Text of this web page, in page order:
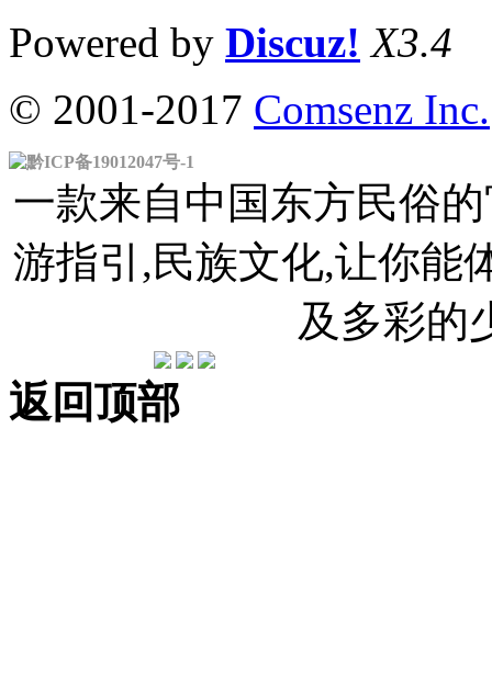
Powered by Discuz! X3.4
© 2001-2017 Comsenz Inc.
黔ICP备19012047号-1
一款来自中国东方民俗
游指引,民族文化,让你能
及多彩的
返回顶部